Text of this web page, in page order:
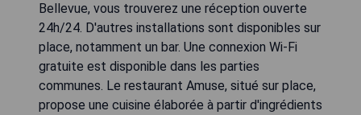
Bellevue, vous trouverez une réception ouverte
24h/24. D'autres installations sont disponibles sur
place, notamment un bar. Une connexion Wi-Fi
gratuite est disponible dans les parties
communes. Le restaurant Amuse, situé sur place,
propose une cuisine élaborée à partir d'ingrédients